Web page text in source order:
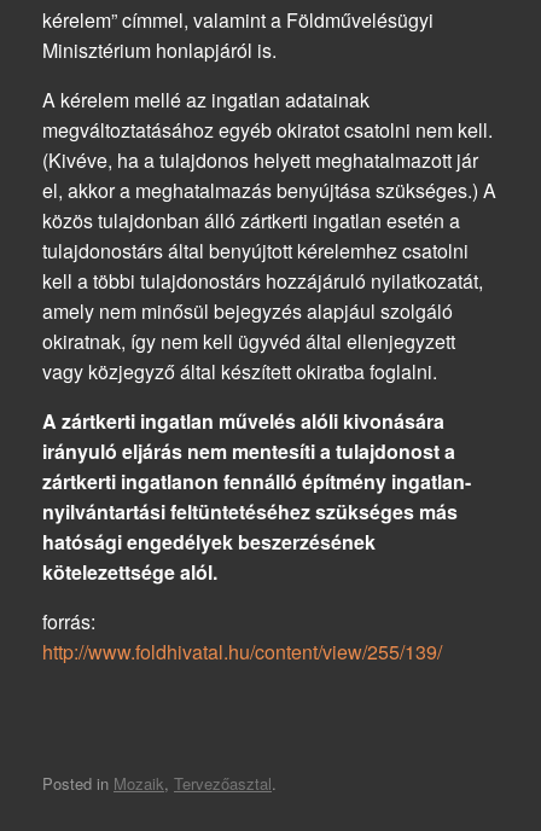
kérelem” címmel, valamint a Földművelésügyi
Minisztérium honlapjáról is.
A kérelem mellé az ingatlan adatainak
megváltoztatásához egyéb okiratot csatolni nem kell.
(Kivéve, ha a tulajdonos helyett meghatalmazott jár
el, akkor a meghatalmazás benyújtása szükséges.) A
közös tulajdonban álló zártkerti ingatlan esetén a
tulajdonostárs által benyújtott kérelemhez csatolni
kell a többi tulajdonostárs hozzájáruló nyilatkozatát,
amely nem minősül bejegyzés alapjául szolgáló
okiratnak, így nem kell ügyvéd által ellenjegyzett
vagy közjegyző által készített okiratba foglalni.
A zártkerti ingatlan művelés alóli kivonására
irányuló eljárás nem mentesíti a tulajdonost a
zártkerti ingatlanon fennálló építmény ingatlan-
nyilvántartási feltüntetéséhez szükséges más
hatósági engedélyek beszerzésének
kötelezettsége alól.
forrás:
http://www.foldhivatal.hu/content/view/255/139/
Posted in Mozaik, Tervezőasztal.